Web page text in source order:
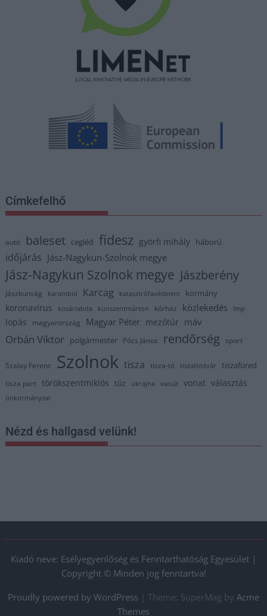
Címkefelhő
autó baleset cegléd fidesz györfi mihály háború
időjárás Jász-Nagykun-Szolnok megye
Jász-Nagykun Szolnok megye Jászberény
Jászkunság karambol Karcag katasztrófavédelem kormány
koronavírus kosárlabda kunszentmárton kórház közlekedés lmp
lopás magyarország Magyar Péter mezőtúr máv
Orbán Viktor polgármester Pócs János rendőrség sport
Szalay Ferenc Szolnok tisza tisza-tó tiszaföldvár tiszafüred
tisza part törökszentmiklós tűz ukrajna vasút vonat választás
önkormányzat
Nézd és hallgasd velünk!
Kiadó neve: Esélyegyenlőség és Fenntarthatóság Egyesület |
Copyright © Minden jog fenntartva!
Proudly powered by WordPress
Theme: SuperMag by Acme
Themes